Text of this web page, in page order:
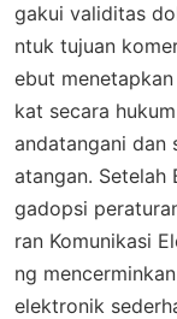
gakui validitas
ntuk tujuan
ebut
kat secara
andatangani dan
atangan. Setelah
gadopsi
ran Komunikasi
ng
elektronik